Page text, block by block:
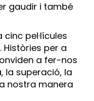
gaudir i també
cinc pel·lícules
per a
a fer-nos
la superació, la
nostra manera